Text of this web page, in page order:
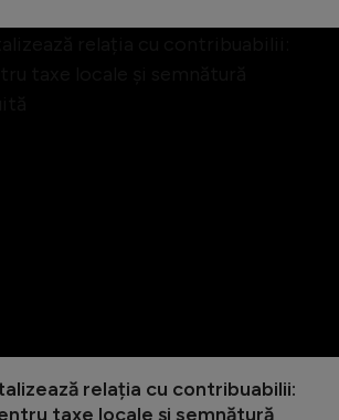
relația cu contribuabilii:
taxe locale și semnătură